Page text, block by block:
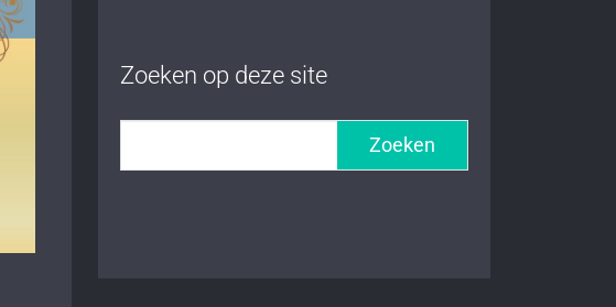
Zoeken op deze site
Zoeken